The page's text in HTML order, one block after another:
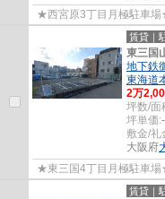
★西宮原3丁目月極駐車
賃貸｜
東三国
地下鉄
東海道
2万
坪数/面
坪単価:-
敷金/礼
大阪府
★東三国4丁目月極駐車
賃貸｜